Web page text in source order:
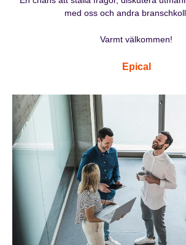
med oss och andra
Varmt välkommen!
Epical